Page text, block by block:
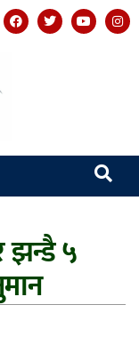
झन्डै ५